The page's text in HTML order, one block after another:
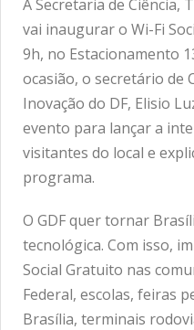
A Secretaria de Ciência,
vai inaugurar o Wi-Fi
9h, no Estacionamento
ocasião, o secretário de
Inovação do DF, Elisio
evento para lançar a
visitantes do local e
programa.
O GDF quer tornar
tecnológica. Com isso,
Social Gratuito nas
Federal, escolas, feiras
Brasília, terminais